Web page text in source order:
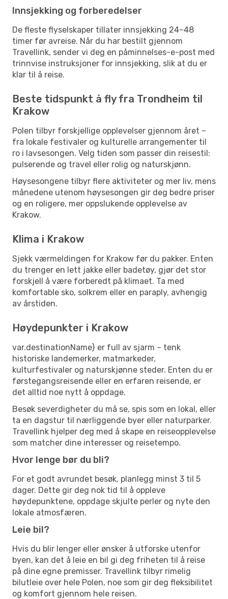
Innsjekking og forberedelser
De fleste flyselskaper tillater innsjekking 24–48
timer før avreise. Når du har bestilt gjennom
Travellink, sender vi deg en påminnelses-e-post med
trinnvise instruksjoner for innsjekking, slik at du er
klar til å reise.
Beste tidspunkt å fly fra Trondheim til
Krakow
Polen tilbyr forskjellige opplevelser gjennom året –
fra lokale festivaler og kulturelle arrangementer til
ro i lavsesongen. Velg tiden som passer din reisestil:
pulserende og travel eller rolig og naturskjønn.
Høysesongene tilbyr flere aktiviteter og mer liv, mens
månedene utenom høysesongen gir deg bedre priser
og en roligere, mer oppslukende opplevelse av
Krakow.
Klima i Krakow
Sjekk værmeldingen for Krakow før du pakker. Enten
du trenger en lett jakke eller badetøy, gjør det stor
forskjell å være forberedt på klimaet. Ta med
komfortable sko, solkrem eller en paraply, avhengig
av årstiden.
Høydepunkter i Krakow
var.destinationName} er full av sjarm – tenk
historiske landemerker, matmarkeder,
kulturfestivaler og naturskjønne steder. Enten du er
førstegangsreisende eller en erfaren reisende, er
det alltid noe nytt å oppdage.
Besøk severdigheter du må se, spis som en lokal, eller
ta en dagstur til nærliggende byer eller naturparker.
Travellink hjelper deg med å skape en reiseopplevelse
som matcher dine interesser og reisetempo.
Hvor lenge bør du bli?
For et godt avrundet besøk, planlegg minst 3 til 5
dager. Dette gir deg nok tid til å oppleve
høydepunktene, oppdage skjulte perler og nyte den
lokale atmosfæren.
Leie bil?
Hvis du blir lenger eller ønsker å utforske utenfor
byen, kan det å leie en bil gi deg friheten til å reise
på dine egne premisser. Travellink tilbyr rimelig
bilutleie over hele Polen, noe som gir deg fleksibilitet
og komfort gjennom hele reisen.